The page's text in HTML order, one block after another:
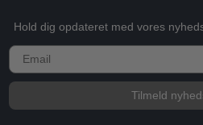
Hold dig opdateret med vores
E-mail
Tilmeld